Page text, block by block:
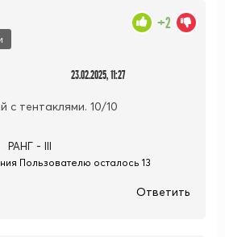
23.02.2025, 11:27
с тентаклями. 10/10
+2
РАНГ - III
Пользователю осталось 13
Ответить